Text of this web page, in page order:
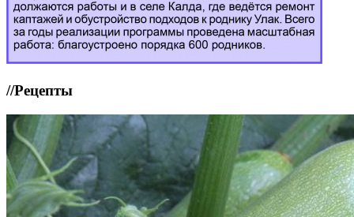
//Рецепты